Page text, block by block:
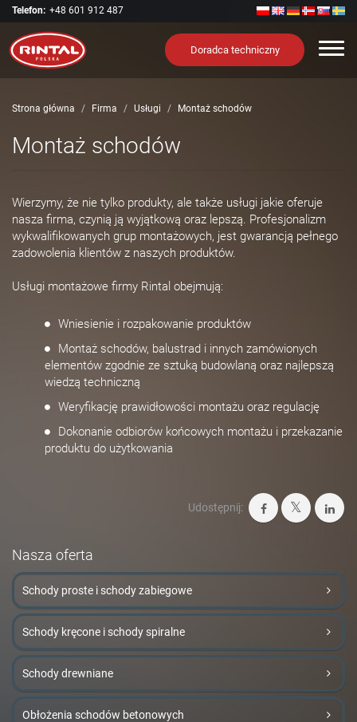
Telefon: +48 601 912 487
Doradca techniczny
Strona główna Firma Usługi Montaż schodów
Montaż schodów
Wierzymy, że nie tylko produkty, ale także usługi jakie oferuje
nasza firma, czynią ją wyjątkową oraz lepszą. Profesjonalizm
wykwalifikowanych grup montażowych, jest gwarancją pełnego
zadowolenia klientów z naszych produktów.
Usługi montażowe firmy Rintal obejmują:
Wniesienie i rozpakowanie produktów
Montaż schodów, balustrad i innych zamówionych
elementów zgodnie ze sztuką budowlaną oraz najlepszą
wiedzą techniczną
Weryfikację prawidłowości montażu oraz regulację
Dokonanie odbiorów końcowych montażu i przekazanie
produktu do użytkowania
Udostępnij:
Nasza oferta
Schody proste i schody zabiegowe
Schody kręcone i schody spiralne
Schody drewniane
Obłożenia schodów betonowych